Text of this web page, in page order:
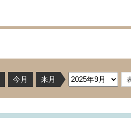
今月 来月